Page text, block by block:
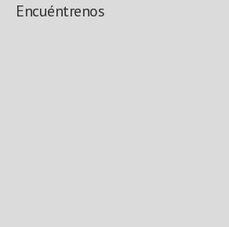
Encuéntrenos